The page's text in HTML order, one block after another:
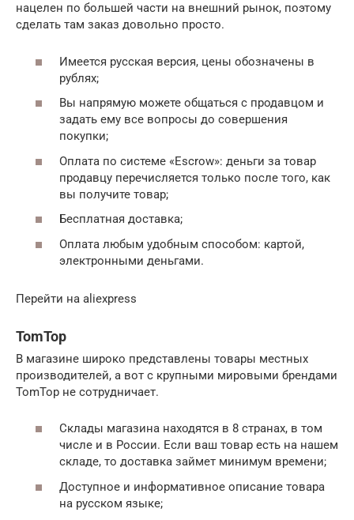
нацелен по большей части на внешний рынок, поэтому
сделать там заказ довольно просто.
Имеется русская версия, цены обозначены в
рублях;
Вы напрямую можете общаться с продавцом и
задать ему все вопросы до совершения
покупки;
Оплата по системе «Escrow»: деньги за товар
продавцу перечисляется только после того, как
вы получите товар;
Бесплатная доставка;
Оплата любым удобным способом: картой,
электронными деньгами.
Перейти на aliexpress
TomTop
В магазине широко представлены товары местных
производителей, а вот с крупными мировыми брендами
TomTop не сотрудничает.
Склады магазина находятся в 8 странах, в том
числе и в России. Если ваш товар есть на нашем
складе, то доставка займет минимум времени;
Доступное и информативное описание товара
на русском языке;